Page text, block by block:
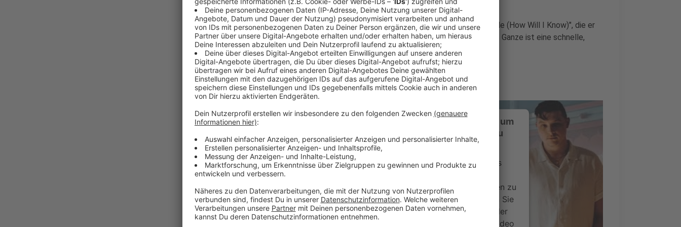
David Guetta hat eine neue Single, Die heißt "If You Really Love Me (How Will I Know)", die er
zusammen mit Mistajam und John Newman rausgebracht hat. Das Ganze ist eine schnelle,
tanzbare Version von Whitney Houstons Klassiker.
Anzeige
Wir benötigen Ihre Zustimmung, um
den YouTube Video-Service zu
laden!
Wir verwenden einen Service eines
einzubetten. Dieser Service kann Daten zu
Ihren Aktivitäten sammeln. Bitte lesen Sie
die Details durch und stimmen Sie der
Nutzung des Service zu, um dieses Video